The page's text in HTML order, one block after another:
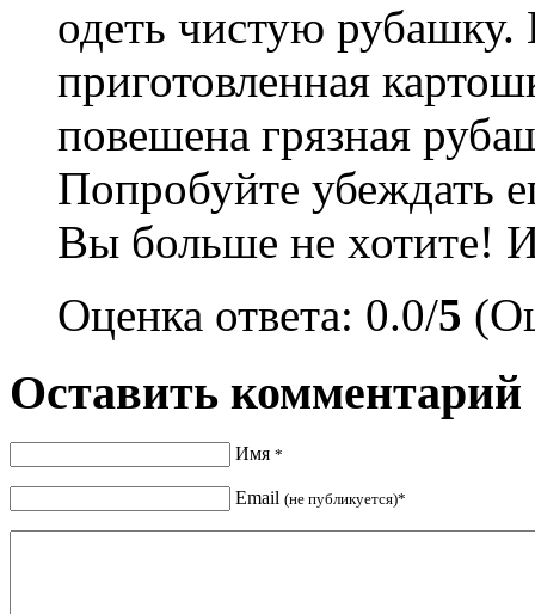
одеть чистую рубашку.
приготовленная
повешена грязная
Попробуйте убеждать
Вы больше не хотите!
Оценка ответа: 0.0/5
Оставить комментарий
Имя *
Email (не публикуется)*